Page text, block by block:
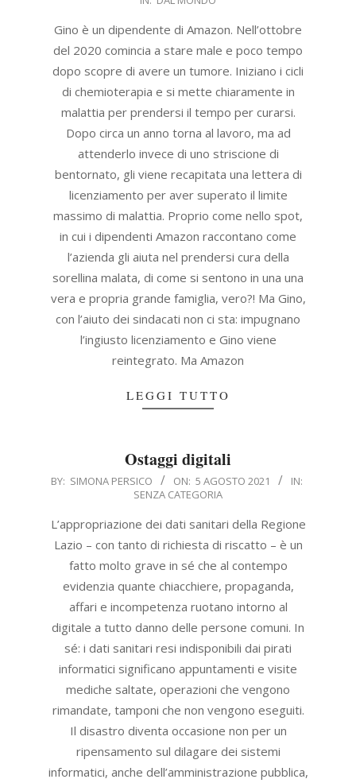
26
Gino è un dipendente di Amazon. Nell’ottobre
del 2020 comincia a stare male e poco tempo
dopo scopre di avere un tumore. Iniziano i cicli
di chemioterapia e si mette chiaramente in
malattia per prendersi il tempo per curarsi.
Dopo circa un anno torna al lavoro, ma ad
attenderlo invece di uno striscione di
bentornato, gli viene recapitata una lettera di
licenziamento per aver superato il limite
massimo di malattia. Proprio come nello spot,
in cui i dipendenti Amazon raccontano come
l’azienda gli aiuta nel prendersi cura della
sorellina malata, di come si sentono in una una
vera e propria grande famiglia, vero?! Ma Gino,
con l’aiuto dei sindacati non ci sta: impugnano
l’ingiusto licenziamento e Gino viene
reintegrato. Ma Amazon
LEGGI TUTTO
Ostaggi digitali
2021-
05
BY: SIMONA PERSICO ON: 5 AGOSTO 2021
IN:
SENZA CATEGORIA
L’appropriazione dei dati sanitari della Regione
Lazio – con tanto di richiesta di riscatto – è un
fatto molto grave in sé che al contempo
evidenzia quante chiacchiere, propaganda,
affari e incompetenza ruotano intorno al
digitale a tutto danno delle persone comuni. In
sé: i dati sanitari resi indisponibili dai pirati
informatici significano appuntamenti e visite
mediche saltate, operazioni che vengono
rimandate, tamponi che non vengono eseguiti.
Il disastro diventa occasione non per un
ripensamento sul dilagare dei sistemi
informatici, anche dell’amministrazione pubblica,